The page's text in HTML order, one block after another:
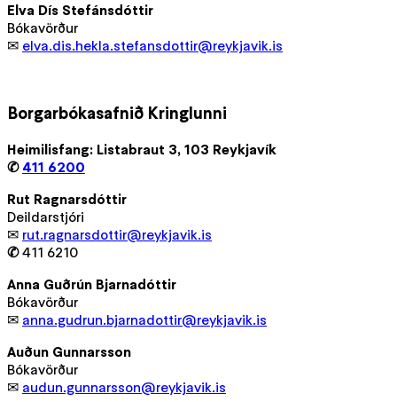
Elva Dís Stefánsdóttir
Bókavörður
✉ elva.dis.hekla.stefansdottir@reykjavik.is
Borgarbókasafnið Kringlunni
Heimilisfang: Listabraut 3, 103 Reykjavík
✆ 411 6200
Rut Ragnarsdóttir
Deildarstjóri
✉ rut.ragnarsdottir@reykjavik.is
✆411 6210
Anna Guðrún Bjarnadóttir
Bókavörður
✉ anna.gudrun.bjarnadottir@reykjavik.is
Auðun Gunnarsson
Bókavörður
✉ audun.gunnarsson@reykjavik.is